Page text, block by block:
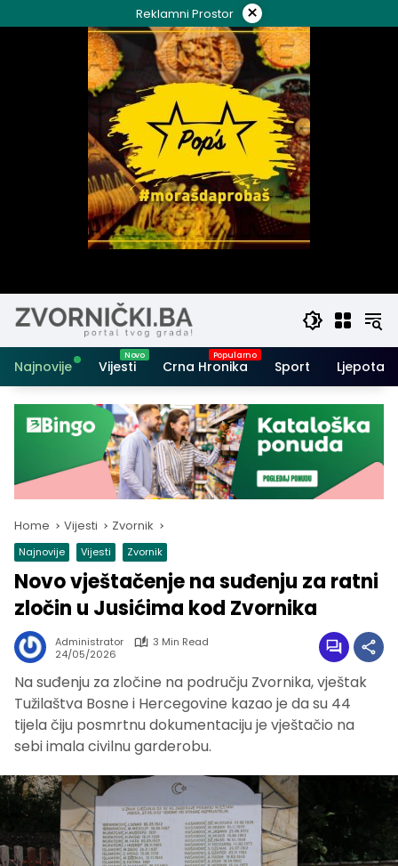
to
Reklamni Prostor ×
Najnovije Vijesti Crna Hronika Sport Ljepota i
Home Vijesti Zvornik
Najnovije Vijesti Zvornik
Novo vještačenje na suđenju za ratni
zločin u Jusićima kod Zvornika
Administrator
3 Min Read
24/05/2026
Na suđenju za zločine na području Zvornika, vještak
Tužilaštva Bosne i Hercegovine kazao je da su 44
tijela čiju posmrtnu dokumentaciju je vještačio na
sebi imala civilnu garderobu.